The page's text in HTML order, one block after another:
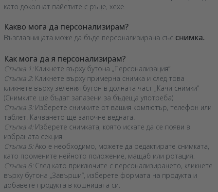
като докоснат пайетите с ръце, хехе.
Какво мога да персонализирам?
Възглавницата може да бъде персонализирана със снимка.
Как мога да я персонализирам?
Стъпка 1: Кликнете върху бутона „Персонализация“
Стъпка 2: Кликнете върху примерна снимка и след това
кликнете върху зеления бутон в долната част „Качи снимки“
(Снимките ще бъдат запазени за бъдеща употреба)
Стъпка 3:Изберете снимките от вашия компютър, телефон или
таблет. Качването ще започне веднага.
Стъпка 4:Изберете снимката, която искате да се появи в
избраната секция.
Стъпка 5:Ако е необходимо, можете да редактирате снимката,
като промените нейното положение, мащаб или ротация.
Стъпка 6:След като приключите с персонализирането, кликнете
върху бутона „Завърши“, изберете формата на продукта и
добавете продукта в кошницата си.